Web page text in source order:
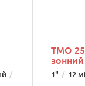
TMO
1" 12